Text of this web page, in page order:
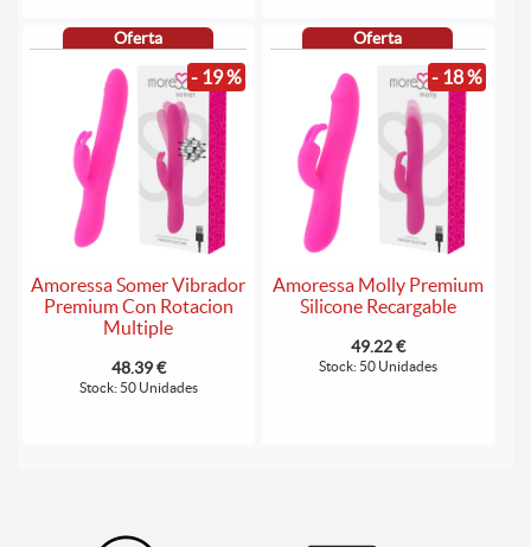
Oferta
- 19 %
Amoressa Somer Vibrador
Premium Con Rotacion
Multiple
48.39 €
Stock: 50 Unidades
Oferta
- 18 %
Amoressa Molly Premium
Silicone Recargable
49.22 €
Stock: 50 Unidades